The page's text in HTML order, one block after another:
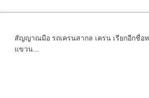
สัญญาณมือ รถเครนสากล เครน เรียกอีกชื่อ
แขวน...